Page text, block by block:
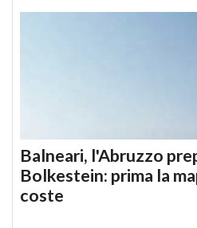
Balneari, l'Abruzzo
Bolkestein: prima la
coste